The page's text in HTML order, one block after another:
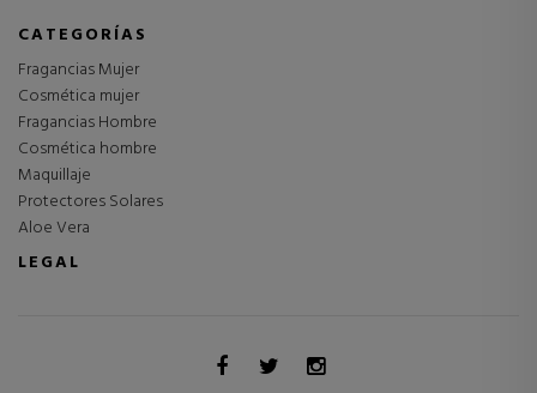
CATEGORÍAS
Fragancias Mujer
Cosmética mujer
Fragancias Hombre
Cosmética hombre
Maquillaje
Protectores Solares
Aloe Vera
LEGAL